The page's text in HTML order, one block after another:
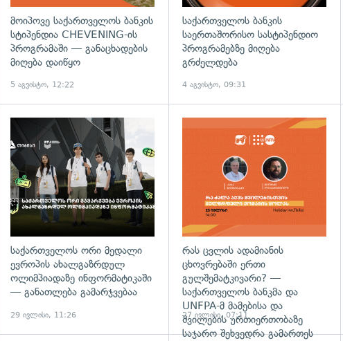
მოიპოვე საქართველოს ბანკის
სტიპენდია CHEVENING-ის
პროგრამაში — განაცხადების
მიღება დაიწყო
5 აგვისტო, 12:22
საქართველოს ბანკის
საერთაშორისო სასტიპენდიო
პროგრამებზე მიღება
გრძელდება
4 აგვისტო, 09:31
საქართველოს ორი მედალი
ევროპის ახალგაზრდულ
ოლიმპიადაზე ინფორმატიკაში
— განათლება გამარჯვებაა
29 ივლისი, 11:26
რას ცვლის ადამიანის
ცხოვრებაში ერთი
გულშემატკივარი? —
საქართველოს ბანკმა და
UNFPA-მ მამებისა და
შვილების ურთიერთობაზე
საჯარო შეხვედრა გამართეს
27 ივლისი, 07:11